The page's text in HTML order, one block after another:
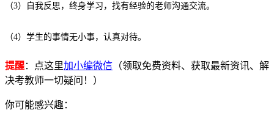
（3）自我反思，终身学习，找有经验的老师沟通交流。
（4）学生的事情无小事，认真对待。
提醒：点这里加小编微信 （领取免费资料、获取最新资讯、解
决考教师一切疑问！）
你可能感兴趣：